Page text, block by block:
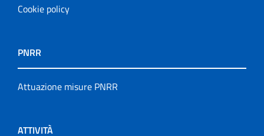
Cookie policy
PNRR
Attuazione misure PNRR
ATTIVITÀ